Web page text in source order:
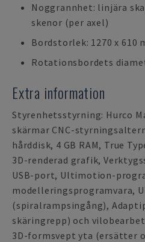
Noggrannhet: linjära
skenor (per axel)
Bordstorlek: 1270 x 610
Rotationsbordets
Extra information
Styrenhetsstyrning: Hurco
skärmar CNC-
hårddisk, 4 GB RAM, True
3D-renderad grafik,
USB-port, Ultimotion-
modelleringsprogramvara,
(spiralrampsingång),
skäringrepp) och
3D-formsvept yta (ersätter